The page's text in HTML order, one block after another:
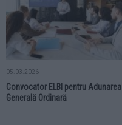
05.03.2026
Convocator ELBI pentru Adunarea
Generală Ordinară